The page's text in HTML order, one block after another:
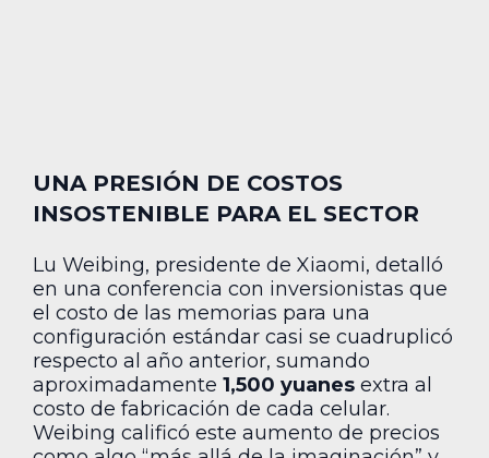
UNA PRESIÓN DE COSTOS
INSOSTENIBLE PARA EL SECTOR
Lu Weibing, presidente de Xiaomi, detalló
en una conferencia con inversionistas que
el costo de las memorias para una
configuración estándar casi se cuadruplicó
respecto al año anterior, sumando
aproximadamente 1,500 yuanes extra al
costo de fabricación de cada celular.
Weibing calificó este aumento de precios